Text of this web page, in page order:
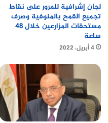
لجان إشرافية للمرور على نقاط
تجميع القمح بالمنوفية وصرف
مستحقات المزارعين خلال 48
ساعة
4 أبريل، 2022